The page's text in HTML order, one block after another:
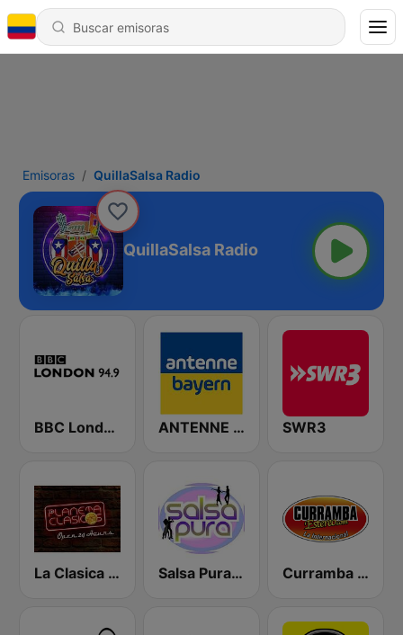
Emisoras QuillaSalsa Radio
QuillaSalsa Radio
BBC London ANTENNE BAYERN SWR3
La Clasica Colombia Salsa Pura Radio Curramba Estereo